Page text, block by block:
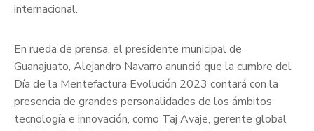
internacional.
En rueda de prensa, el presidente municipal de
Guanajuato, Alejandro Navarro anunció que la cumbre del
Día de la Mentefactura Evolución 2023 contará con la
presencia de grandes personalidades de los ámbitos
tecnología e innovación, como Taj Avaje, gerente global